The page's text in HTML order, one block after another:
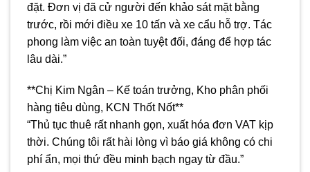
đặt. Đơn vị đã cử người đến khảo sát mặt bằng
trước, rồi mới điều xe 10 tấn và xe cẩu hỗ trợ. Tác
phong làm việc an toàn tuyệt đối, đáng để hợp tác
lâu dài.”
**Chị Kim Ngân – Kế toán trưởng, Kho phân phối
hàng tiêu dùng, KCN Thốt Nốt**
“Thủ tục thuê rất nhanh gọn, xuất hóa đơn VAT kịp
thời. Chúng tôi rất hài lòng vì báo giá không có chi
phí ẩn, mọi thứ đều minh bạch ngay từ đầu.”